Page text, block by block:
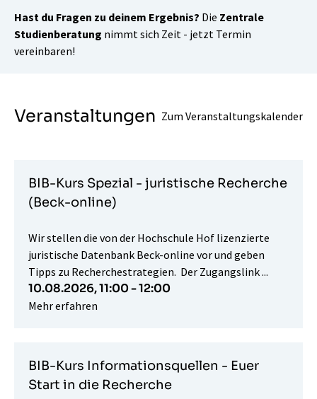
Hast du Fragen zu deinem Ergebnis? Die Zentrale
Studienberatung nimmt sich Zeit - jetzt Termin
vereinbaren!
Veranstaltungen Zum Veranstaltungskalender
BIB-Kurs Spezial - juristische Recherche
(Beck-online)
Wir stellen die von der Hochschule Hof lizenzierte
juristische Datenbank Beck-online vor und geben
Tipps zu Recherchestrategien. Der Zugangslink ...
10.08.2026,11:00 - 12:00
Mehr erfahren
BIB-Kurs Informationsquellen - Euer
Start in die Recherche